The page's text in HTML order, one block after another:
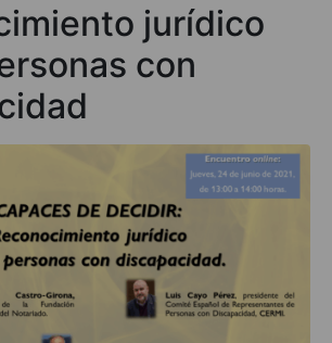
jurídico
con